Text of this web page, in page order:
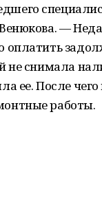
—
оплатить
не снимала
ее. После
работы.